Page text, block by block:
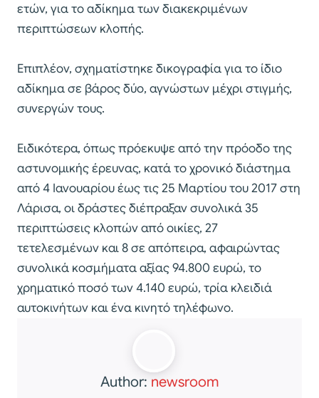
ετών, για το αδίκημα των διακεκριμένων
περιπτώσεων κλοπής.
Επιπλέον, σχηματίστηκε δικογραφία για το ίδιο
αδίκημα σε βάρος δύο, αγνώστων μέχρι στιγμής,
συνεργών τους.
Ειδικότερα, όπως πρόεκυψε από την πρόοδο της
αστυνομικής έρευνας, κατά το χρονικό διάστημα
από 4 Ιανουαρίου έως τις 25 Μαρτίου του 2017 στη
Λάρισα, οι δράστες διέπραξαν συνολικά 35
περιπτώσεις κλοπών από οικίες, 27
τετελεσμένων και 8 σε απόπειρα, αφαιρώντας
συνολικά κοσμήματα αξίας 94.800 ευρώ, το
χρηματικό ποσό των 4.140 ευρώ, τρία κλειδιά
αυτοκινήτων και ένα κινητό τηλέφωνο.
Author: newsroom